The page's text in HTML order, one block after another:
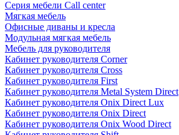
Серия мебели Call center
Мягкая мебель
Офисные диваны и кресла
Модульная мягкая мебель
Мебель для руководителя
Кабинет руководителя Corner
Кабинет руководителя Cross
Кабинет руководителя First
Кабинет руководителя Metal System Direct
Кабинет руководителя Onix Direct Lux
Кабинет руководителя Onix Direct
Кабинет руководителя Onix Wood Direct